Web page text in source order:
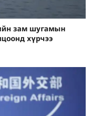
зам шугамын
хүрчээ